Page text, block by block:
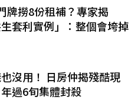
牌撈8份租補？專家揭
生套利實例」：整個會垮掉
沒用！ 日房仲揭殘酷現
過6旬集體封殺